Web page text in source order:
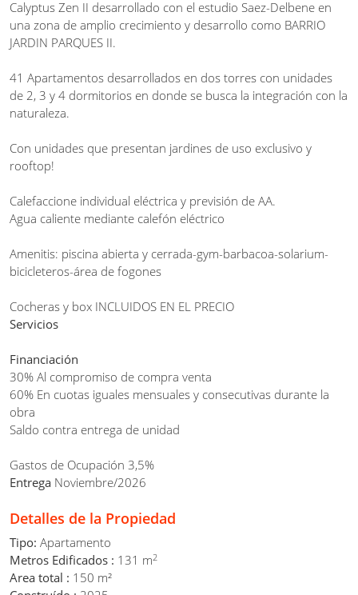
Calyptus Zen II desarrollado con el estudio Saez-Delbene en
una zona de amplio crecimiento y desarrollo como BARRIO
JARDIN PARQUES II.
41 Apartamentos desarrollados en dos torres con unidades
de 2, 3 y 4 dormitorios en donde se busca la integración con la
naturaleza.
Con unidades que presentan jardines de uso exclusivo y
rooftop!
Calefaccione individual eléctrica y previsión de AA.
Agua caliente mediante calefón eléctrico
Amenitis: piscina abierta y cerrada-gym-barbacoa-solarium-
bicicleteros-área de fogones
Cocheras y box INCLUIDOS EN EL PRECIO
Servicios
Financiación
30% Al compromiso de compra venta
60% En cuotas iguales mensuales y consecutivas durante la
obra
Saldo contra entrega de unidad
Gastos de Ocupación 3,5%
Entrega Noviembre/2026
Detalles de la Propiedad
Tipo: Apartamento
Metros Edificados : 131 m2
Area total : 150 m²